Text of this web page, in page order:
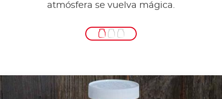
atmósfera se vuelva mágica.